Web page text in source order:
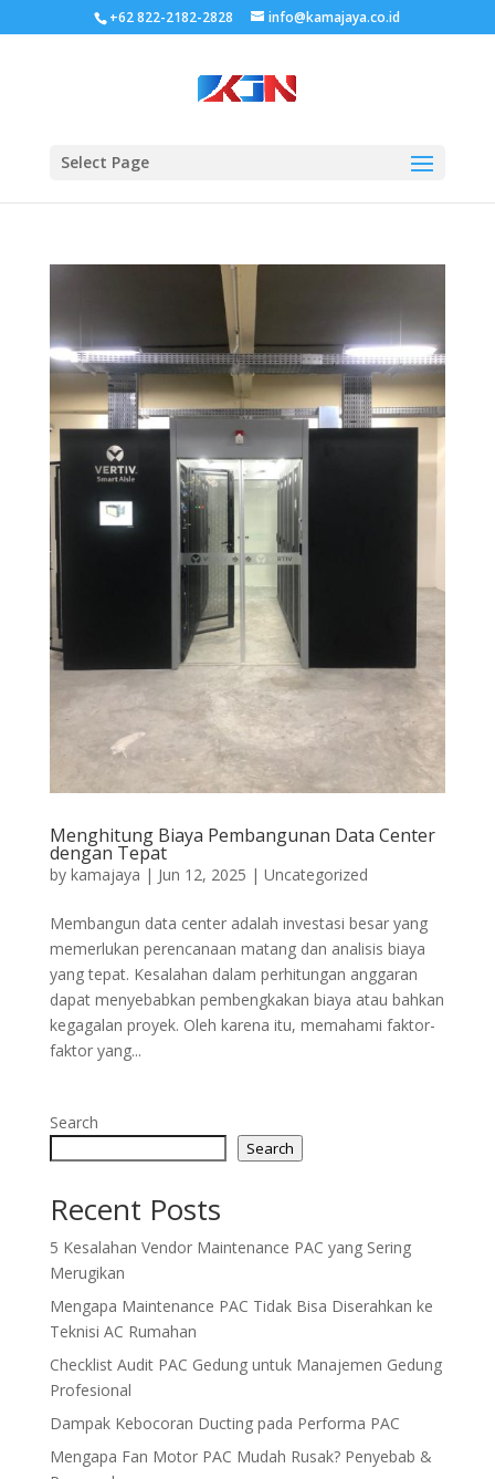
+62 822-2182-2828 info@kamajaya.co.id
Select Page
Menghitung Biaya Pembangunan Data Center
dengan Tepat
by kamajaya | Jun 12, 2025 | Uncategorized
Membangun data center adalah investasi besar yang
memerlukan perencanaan matang dan analisis biaya
yang tepat. Kesalahan dalam perhitungan anggaran
dapat menyebabkan pembengkakan biaya atau bahkan
kegagalan proyek. Oleh karena itu, memahami faktor-
faktor yang...
Search
Search
Recent Posts
5 Kesalahan Vendor Maintenance PAC yang Sering
Merugikan
Mengapa Maintenance PAC Tidak Bisa Diserahkan ke
Teknisi AC Rumahan
Checklist Audit PAC Gedung untuk Manajemen Gedung
Profesional
Dampak Kebocoran Ducting pada Performa PAC
Mengapa Fan Motor PAC Mudah Rusak? Penyebab &